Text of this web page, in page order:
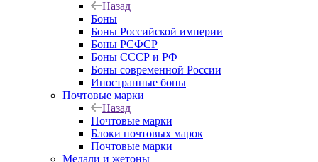
Назад
Боны
Боны Российской империи
Боны РСФСР
Боны СССР и РФ
Боны современной России
Иностранные боны
Почтовые марки
Назад
Почтовые марки
Блоки почтовых марок
Почтовые марки
Медали и жетоны